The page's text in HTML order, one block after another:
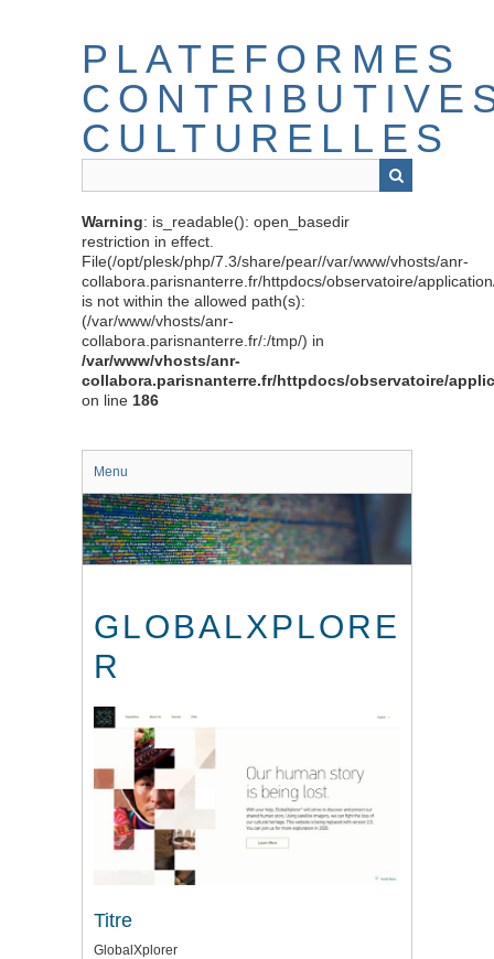
PLATEFORMES
CULTURELLES
Warning: is_readable(): open_basedir
restriction in effect.
File(/opt/plesk/php/7.3/share/pear//var/www/vhosts/anr-
collabora.parisnanterre.fr/httpdocs/observatoire/
is not within the allowed path(s):
(/var/www/vhosts/anr-
collabora.parisnanterre.fr/:/tmp/) in
/var/www/vhosts/anr-
collabora.parisnanterre.fr/httpdocs/observatoire/
on line 186
Menu
GLOBALXPLORE
R
Titre
GlobalXplorer